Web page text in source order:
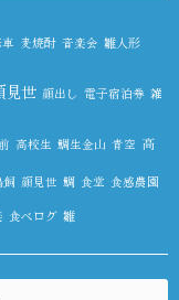
麦焼酎 音楽会 雛人形
見世 顔出し 電子宿泊券 雑
高校生 鯛生金山 青空 高
飼 顔見世 鯛 食堂 食感農園
食べログ 雛